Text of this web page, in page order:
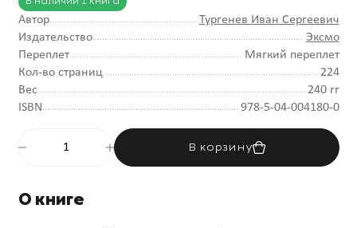
Автор
Тургенев Иван Сергеевич
Издательство
Эксмо
Переплет
Мягкий переплет
Кол-во страниц
224
Вес
240 гг
ISBN
978-5-04-004180-0
В корзину
О книге